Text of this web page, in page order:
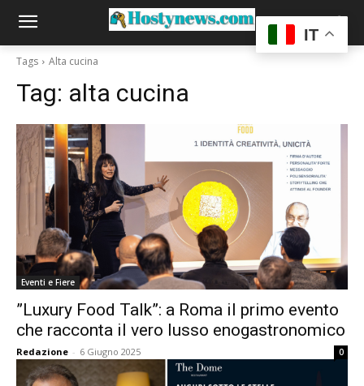
Tags Alta cucina
Tag: alta cucina
Eventi e Fiere
”Luxury Food Talk”: a Roma il primo evento
che racconta il vero lusso enogastronomico
Redazione - 6 Giugno 2025 0
IT